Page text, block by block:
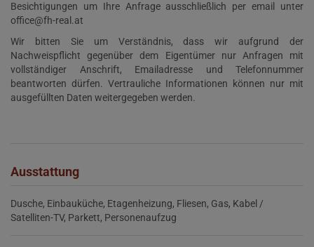
Besichtigungen um Ihre Anfrage ausschließlich per email unter
office@fh-real.at
Wir bitten Sie um Verständnis, dass wir aufgrund der
Nachweispflicht gegenüber dem Eigentümer nur Anfragen mit
vollständiger Anschrift, Emailadresse und Telefonnummer
beantworten dürfen. Vertrauliche Informationen können nur mit
ausgefüllten Daten weitergegeben werden.
Ausstattung
Dusche Einbauküche Etagenheizung Fliesen Gas Kabel /
Satelliten-TV Parkett Personenaufzug